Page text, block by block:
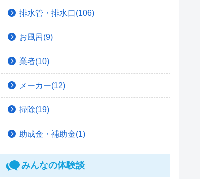
排水管・排水口(106)
お風呂(9)
業者(10)
メーカー(12)
掃除(19)
助成金・補助金(1)
みんなの体験談